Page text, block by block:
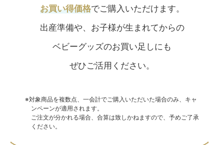
お買い得価格でご購入いただけます。
出産準備や、お子様が生まれてからの
ベビーグッズのお買い足しにも
ぜひご活用ください。
※対象商品を複数点、一会計でご購入いただいた場合のみ、キャ
ンペーンが適用されます。
ご注文が分かれる場合、合算は致しかねますので、予めご了承
ください。